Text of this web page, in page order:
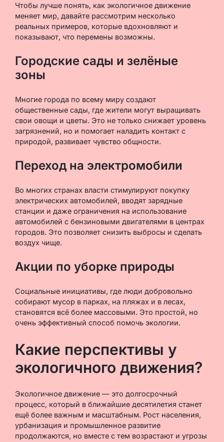
Чтобы лучше понять, как экологичное движение
меняет мир, давайте рассмотрим несколько
реальных примеров, которые вдохновляют и
показывают, что перемены возможны.
Городские сады и зелёные
зоны
Многие города по всему миру создают
общественные сады, где жители могут выращивать
свои овощи и цветы. Это не только снижает уровень
загрязнений, но и помогает наладить контакт с
природой, развивает чувство общности.
Переход на электромобили
Во многих странах власти стимулируют покупку
электрических автомобилей, вводят зарядные
станции и даже ограничения на использование
автомобилей с бензиновыми двигателями в центрах
городов. Это позволяет снизить выбросы и сделать
воздух чище.
Акции по уборке природы
Социальные инициативы, где люди добровольно
собирают мусор в парках, на пляжах и в лесах,
становятся всё более массовыми. Это простой, но
очень эффективный способ помочь экологии.
Какие перспективы у
экологичного движения?
Экологичное движение — это долгосрочный
процесс, который в ближайшие десятилетия станет
ещё более важным и масштабным. Рост населения,
урбанизация и промышленное развитие
продолжаются, но вместе с тем возрастают и угрозы